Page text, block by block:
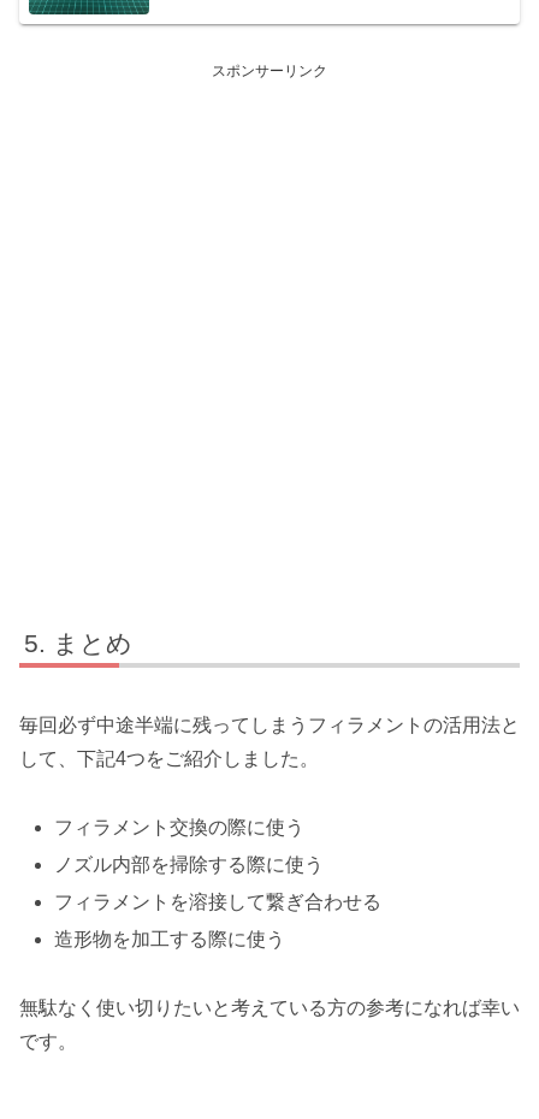
スポンサーリンク
まとめ
毎回必ず中途半端に残ってしまうフィラメントの活用法と
して、下記4つをご紹介しました。
フィラメント交換の際に使う
ノズル内部を掃除する際に使う
フィラメントを溶接して繋ぎ合わせる
造形物を加工する際に使う
無駄なく使い切りたいと考えている方の参考になれば幸い
です。